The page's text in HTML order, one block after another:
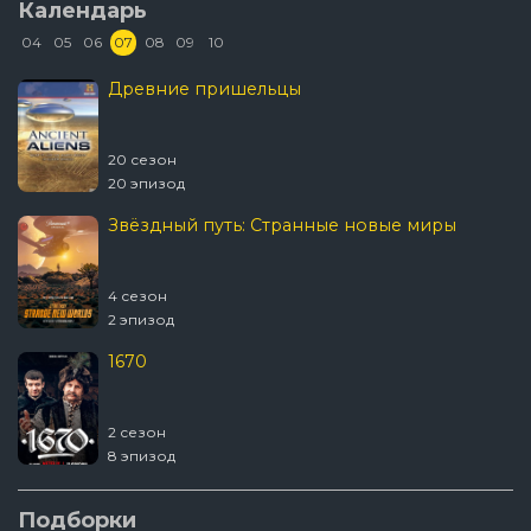
1095 серия
1094 серия
1093 серия
1092 серия
1091 серия
1090 серия
1088 серия
1087 серия
1086 серия
1085 серия
1084 серия
1083 серия
1082 серия
1081 серия
1079 серия
Календарь
04 05 06 07 08 09 10
Древние пришельцы
20 сезон
20 эпизод
Звёздный путь: Странные новые миры
4 сезон
2 эпизод
1670
2 сезон
8 эпизод
Подборки